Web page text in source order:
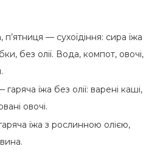
— сухоїдіння: сира їжа
без олії. Вода, компот, овочі,
їжа без олії: варені каші,
овочі.
їжа з рослинною олією,